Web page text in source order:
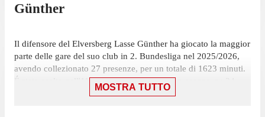
Günther
Il difensore del Elversberg Lasse Günther ha giocato la maggior
parte delle gare del suo club in 2. Bundesliga nel 2025/2026,
avendo collezionato 27 presenze, per un totale di 1623 minuti.
É stato scelto nell'11 iniziale in 21 di queste presenze, su 34
giornate, ed è entrato a gara in corso 6 volte.
MOSTRA TUTTO